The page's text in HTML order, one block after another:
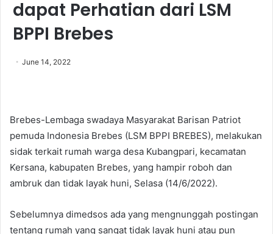
dapat Perhatian dari LSM
BPPI Brebes
June 14, 2022
Brebes-Lembaga swadaya Masyarakat Barisan Patriot
pemuda Indonesia Brebes (LSM BPPI BREBES), melakukan
sidak terkait rumah warga desa Kubangpari, kecamatan
Kersana, kabupaten Brebes, yang hampir roboh dan
ambruk dan tidak layak huni, Selasa (14/6/2022).
Sebelumnya dimedsos ada yang mengnunggah postingan
tentang rumah yang sangat tidak layak huni atau pun